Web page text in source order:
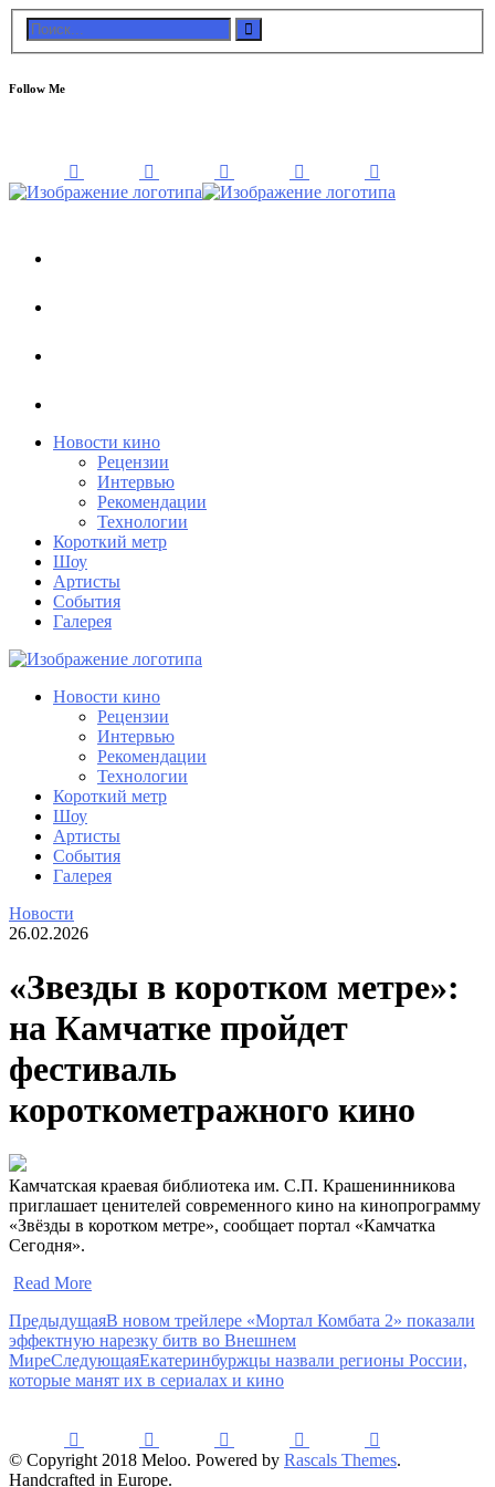
Follow Me
Новости кино
Рецензии
Интервью
Рекомендации
Технологии
Короткий метр
Шоу
Артисты
События
Галерея
Новости кино
Рецензии
Интервью
Рекомендации
Технологии
Короткий метр
Шоу
Артисты
События
Галерея
Новости
26.02.2026
«Звезды в коротком метре»:
на Камчатке пройдет
фестиваль
короткометражного кино
Камчатская краевая библиотека им. С.П. Крашенинникова
приглашает ценителей современного кино на кинопрограмму
«Звёзды в коротком метре», сообщает портал «Камчатка
Сегодня».
Read More
ПредыдущаяВ новом трейлере «Мортал Комбата 2» показали
эффектную нарезку битв во Внешнем
МиреСледующаяЕкатеринбуржцы назвали регионы России,
которые манят их в сериалах и кино
© Copyright 2018 Meloo. Powered by Rascals Themes.
Handcrafted in Europe.